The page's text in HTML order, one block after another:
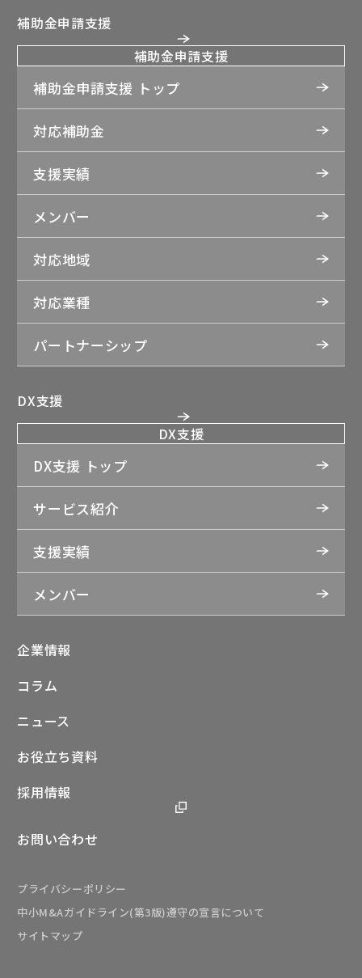
補助金申請支援
補助金申請支援
補助金申請支援 トップ
対応補助金
支援実績
メンバー
対応地域
対応業種
パートナーシップ
DX支援
DX支援
DX支援 トップ
サービス紹介
支援実績
メンバー
企業情報
コラム
ニュース
お役立ち資料
採用情報
お問い合わせ
プライバシーポリシー
中小M&Aガイドライン(第3版)遵守の宣言について
サイトマップ